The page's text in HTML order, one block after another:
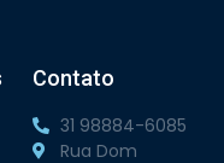
Contato
31 98884-6085
Rua Dom